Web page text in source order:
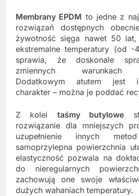
Membrany EPDM to jedne z
rozwiązań dostępnych
żywotność sięga nawet 50
ekstremalne temperatury (od -
sprawia, że doskonale
zmiennych warunkach
Dodatkowym atutem jest
charakter – można je poddać
Z kolei taśmy butylowe
rozwiązanie dla mniejszych
uzupełnienie innych
samoprzylepna powierzchnia
elastyczność pozwala na
do nieregularnych
zachowują one swoje
dużych wahaniach temperatury.